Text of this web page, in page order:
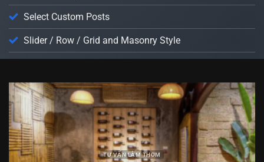
Select Custom Posts
Slider / Row / Grid and Masonry Style
TƯ VẤN LÀM THƠM